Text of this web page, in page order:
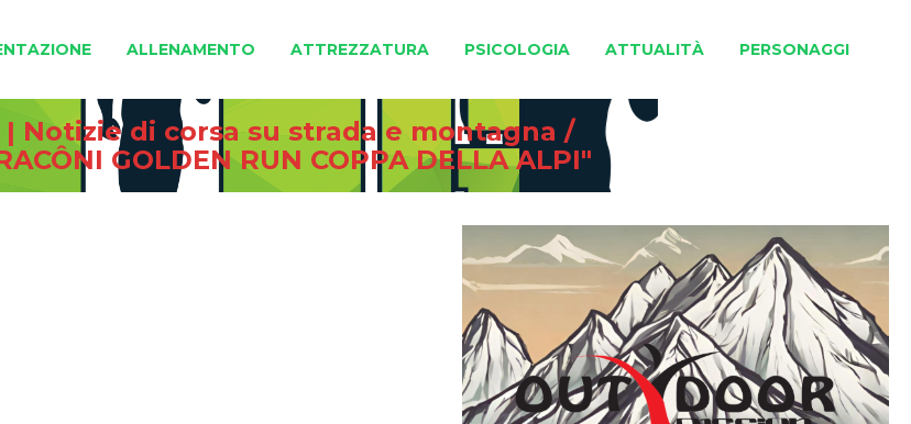
ALLENAMENTO ATTREZZATURA PSICOLOGIA ATTUALITÀ PERSONAGGI
Notizie di corsa su strada e montagna /
GOLDEN RUN COPPA DELLA ALPI"